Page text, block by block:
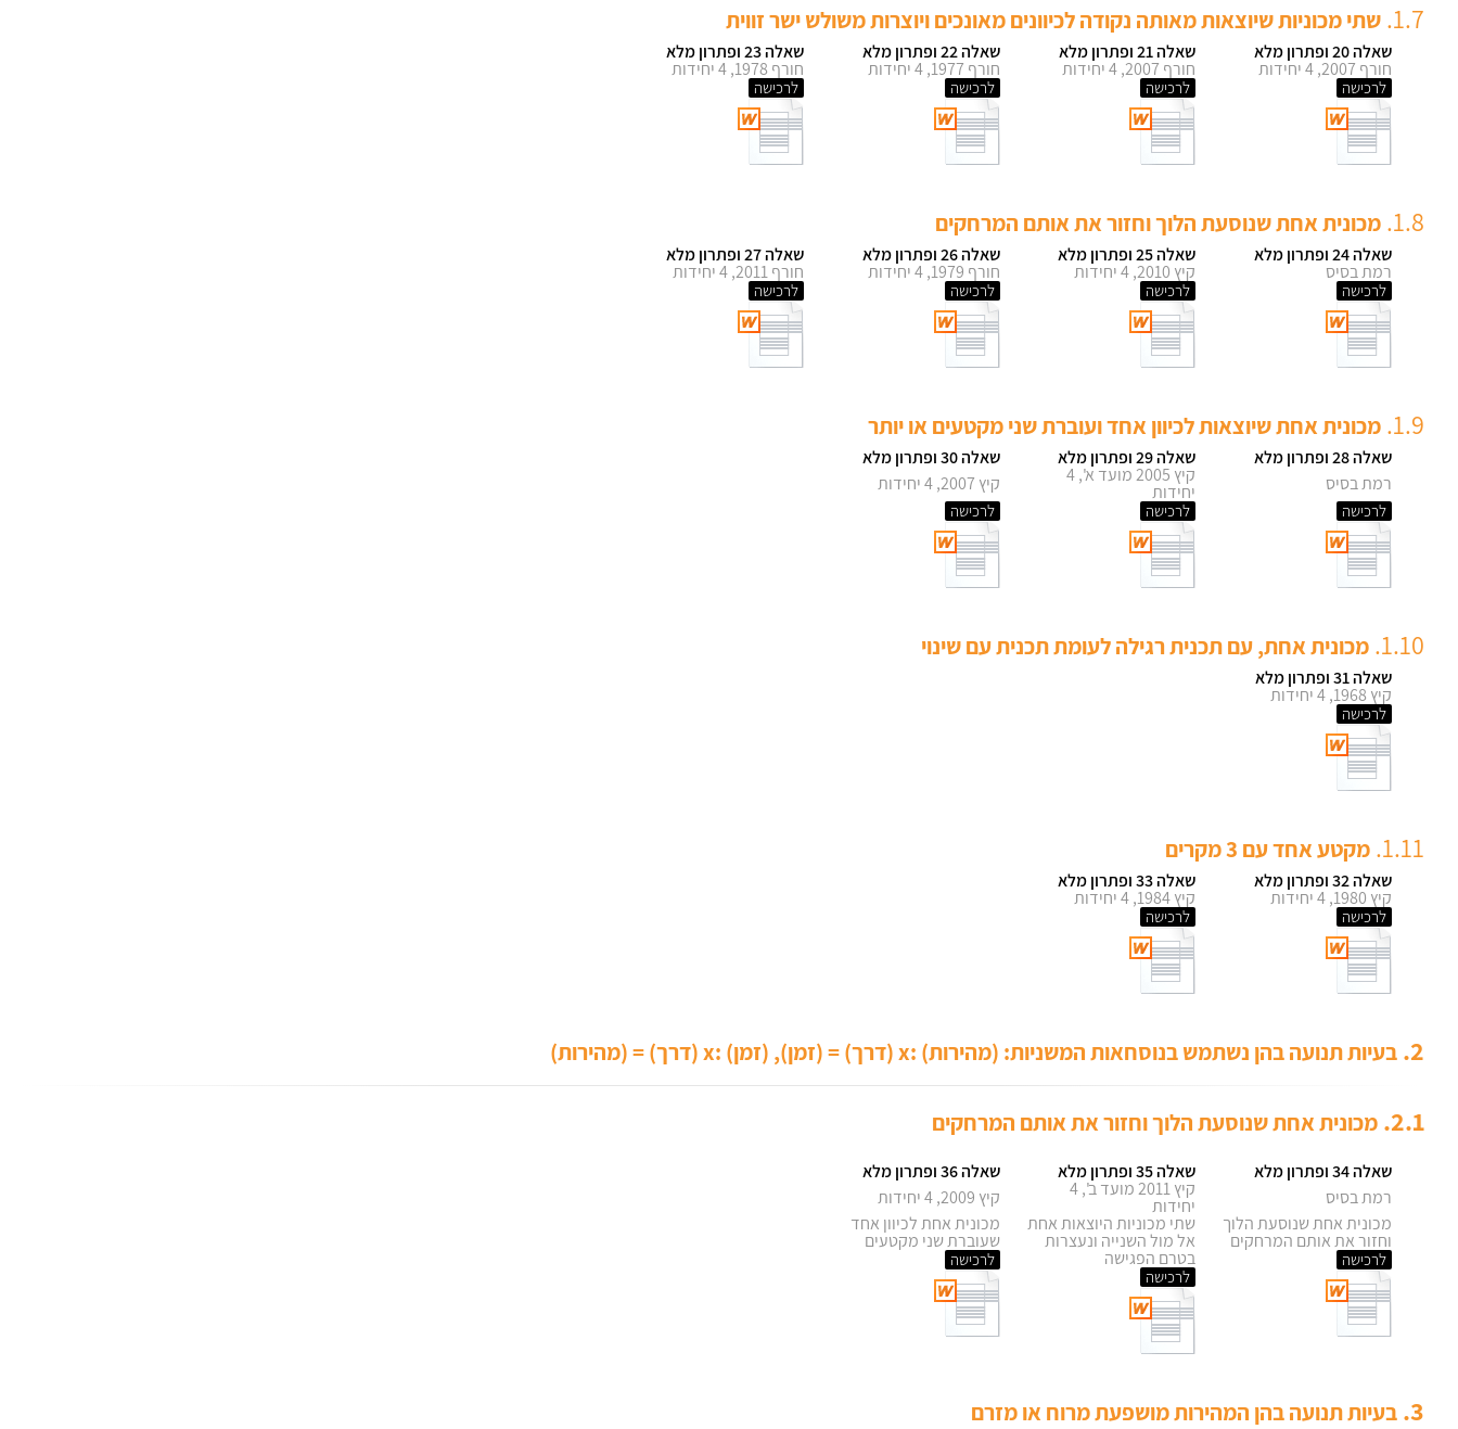
1.7. שתי מכוניות שיוצאות מאותה נקודה לכיוונים מאונכים ויוצרות משולש ישר זווית
שאלה 20 ופתרון מלא
חורף 2007, 4 יחידות
לרכישה
שאלה 21 ופתרון מלא
חורף 2007, 4 יחידות
לרכישה
שאלה 22 ופתרון מלא
חורף 1977, 4 יחידות
לרכישה
שאלה 23 ופתרון מלא
חורף 1978, 4 יחידות
לרכישה
1.8. מכונית אחת שנוסעת הלוך וחזור את אותם המרחקים
שאלה 24 ופתרון מלא
רמת בסיס
לרכישה
שאלה 25 ופתרון מלא
קיץ 2010, 4 יחידות
לרכישה
שאלה 26 ופתרון מלא
חורף 1979, 4 יחידות
לרכישה
שאלה 27 ופתרון מלא
חורף 2011, 4 יחידות
לרכישה
1.9. מכונית אחת שיוצאות לכיוון אחד ועוברת שני מקטעים או יותר
שאלה 28 ופתרון מלא
רמת בסיס
לרכישה
שאלה 29 ופתרון מלא
קיץ 2005 מועד א', 4
יחידות
לרכישה
שאלה 30 ופתרון מלא
קיץ 2007, 4 יחידות
לרכישה
1.10. מכונית אחת, עם תכנית רגילה לעומת תכנית עם שינוי
שאלה 31 ופתרון מלא
קיץ 1968, 4 יחידות
לרכישה
1.11. מקטע אחד עם 3 מקרים
שאלה 32 ופתרון מלא
קיץ 1980, 4 יחידות
לרכישה
שאלה 33 ופתרון מלא
קיץ 1984, 4 יחידות
לרכישה
2. בעיות תנועה בהן נשתמש בנוסחאות המשניות: (מהירות) :x (דרך) = (זמן), (זמן) :x (דרך) = (מהירות)
2.1. מכונית אחת שנוסעת הלוך וחזור את אותם המרחקים
שאלה 34 ופתרון מלא
רמת בסיס
מכונית אחת שנוסעת הלוך
וחזור את אותם המרחקים
לרכישה
שאלה 35 ופתרון מלא
קיץ 2011 מועד ב', 4
יחידות
שתי מכוניות היוצאות אחת
אל מול השנייה ונעצרות
בטרם הפגישה
לרכישה
שאלה 36 ופתרון מלא
קיץ 2009, 4 יחידות
מכונית אחת לכיוון אחד
שעוברת שני מקטעים
לרכישה
3. בעיות תנועה בהן המהירות מושפעת מרוח או מזרם